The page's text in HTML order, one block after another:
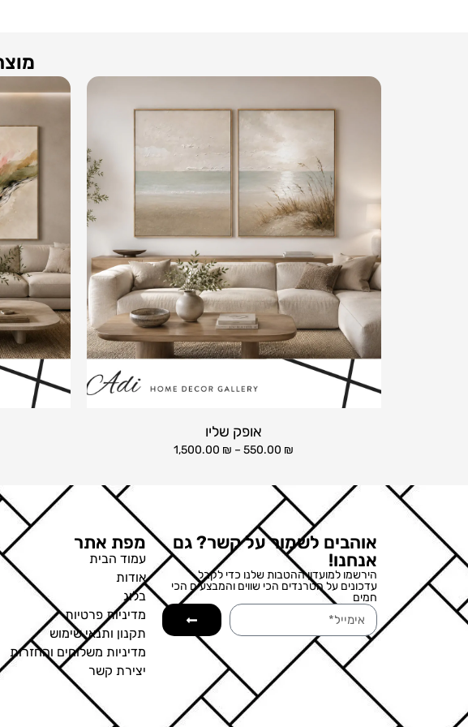
אופק שליו
550.00 ₪
–
1,500.00 ₪
אוהבים לשמור על קשר? גם
אנחנו!
הירשמו למועדון ההטבות שלנו כדי לקבל
עדכונים על הטרנדים הכי שווים והמבצעים הכי
חמים
מפת אתר
עמוד הבית
אודות
בלוג
מדיניות פרטיות
תקנון ותנאי שימוש
מדיניות משלוחים והחזרות
יצירת קשר